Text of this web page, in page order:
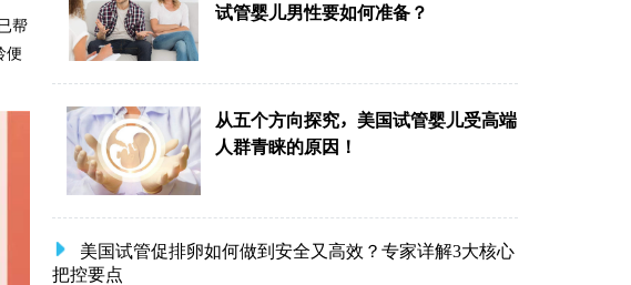
帮
便
试管婴儿男性要如何准备？
从五个方向探究，美国试管婴儿受高端
人群青睐的原因！
美国试管促排卵如何做到安全又高效？专家详解3大核心
把控要点